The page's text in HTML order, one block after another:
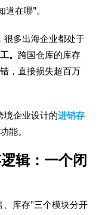
在哪"。
很多出海企业都处于
。 跨国仓库的库存
，直接损失超百万
境企业设计的进销存
能。
辑：一个闭
、库存"三个模块分开